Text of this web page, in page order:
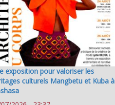
exposition pour valoriser les
culturels Mangbetu et Kuba à